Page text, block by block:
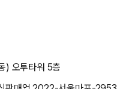
) 오투타워 5층